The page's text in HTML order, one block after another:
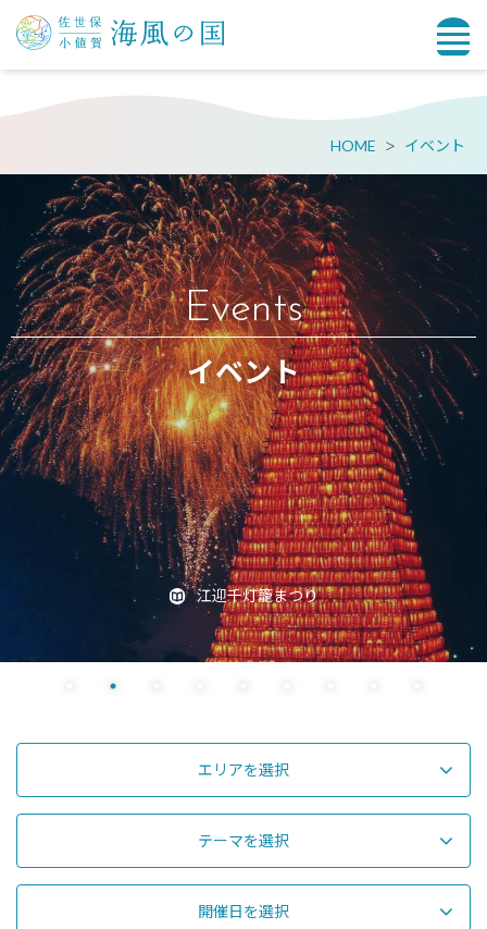
HOME イベント
Events
イベント
寿福寺「逆さ紅葉」
エリアを選択
テーマを選択
開催日を選択